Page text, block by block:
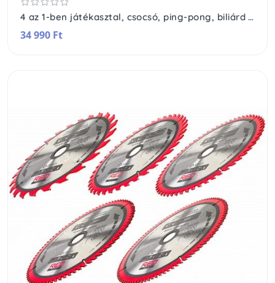
4 az 1-ben játékasztal, csocsó, ping-pong, biliárd és léghoki játékhoz
34 990 Ft